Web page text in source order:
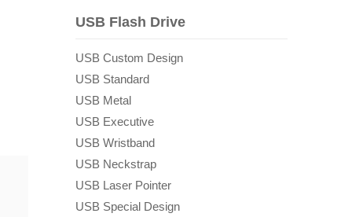
USB Flash Drive
USB Custom Design
USB Standard
USB Metal
USB Executive
USB Wristband
USB Neckstrap
USB Laser Pointer
USB Special Design